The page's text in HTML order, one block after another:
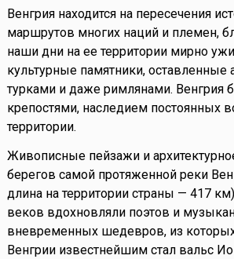
Венгрия находится на пересечения
маршрутов многих наций и племен,
наши дни на ее территории мирно
культурные памятники, оставленные
турками и даже римлянами. Венгрия
крепостями, наследием постоянных
территории.
Живописные пейзажи и
берегов самой протяженной реки
длина на территории страны — 417
веков вдохновляли поэтов и
вневременных шедевров, из
Венгрии известнейшим стал вальс